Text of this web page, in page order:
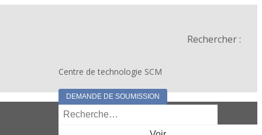
Centre de technologie SCM
DEMANDE DE SOUMISSION
Rechercher :